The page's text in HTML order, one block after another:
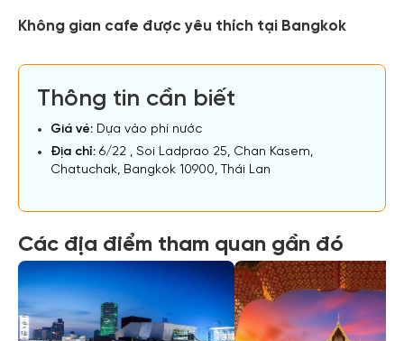
Không gian cafe được yêu thích tại Bangkok
Thông tin cần biết
Giá vé: Dựa vào phí nước
Địa chỉ: 6/22 , Soi Ladprao 25, Chan Kasem,
Chatuchak, Bangkok 10900, Thái Lan
Các địa điểm tham quan gần đó